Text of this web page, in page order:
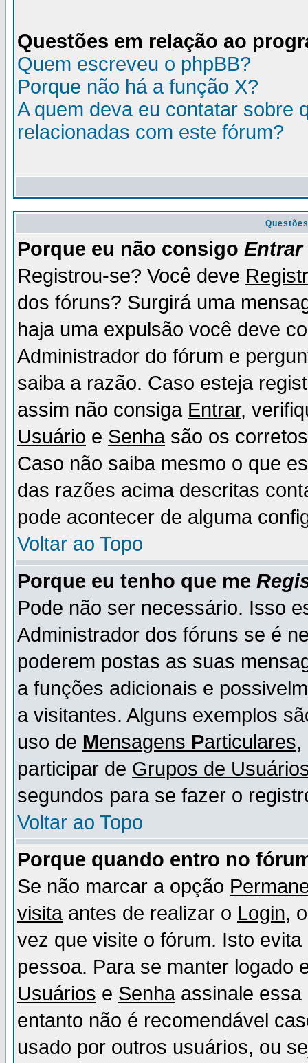
Questões em relação ao
Quem escreveu o phpBB?
Porque não há a função X?
A quem deva eu contatar sobre
relacionadas com este fórum?
Porque eu não consigo Entrar
Registrou-se? Você deve
dos fóruns? Surgirá uma
haja uma expulsão você deve
Administrador do fórum e
saiba a razão. Caso esteja
assim não consiga Entrar,
Usuário e Senhasão os
Caso não saiba mesmo o que
das razões acima descritas
pode acontecer de alguma
Voltar ao Topo
Porque eu tenho que me
Pode não ser necessário. Isso
Administrador dos fóruns se é
poderem postas as suas
a funções adicionais e
a visitantes. Alguns exemplos
uso de Mensagens Particulares,
participar de Grupos de
segundos para se fazer o
Voltar ao Topo
Porque quando entro no
Se não marcar a opção
visitaantes de realizar o Login,
vez que visite o fórum. Isto
pessoa. Para se manter
Usuários e Senhaassinale essa
entanto não é recomendável
usado por outros usuários, ou